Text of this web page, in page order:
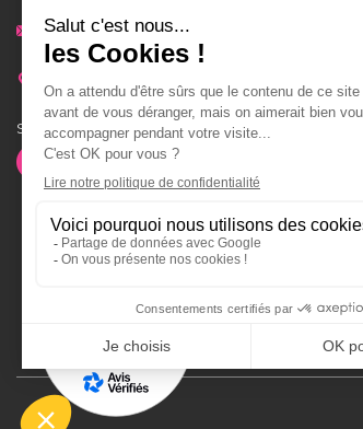
OSMOSE@BPS38.COM
38660 SAINT VINCENT DE MERCUZE
Suivez nous :